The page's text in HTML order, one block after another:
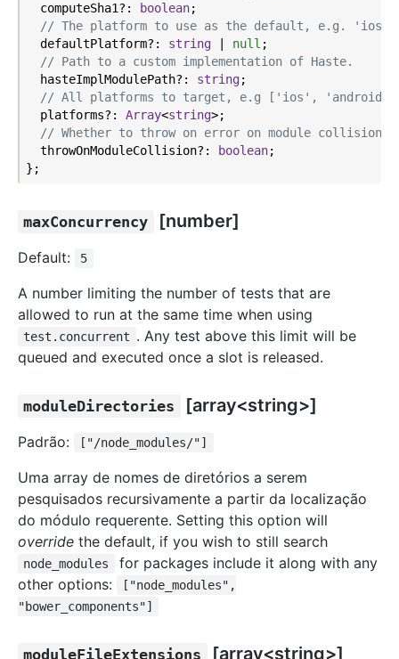
  computeSha1?:
boolean;
// The platform to use as the default, e.g. 'ios'.
  defaultPlatform?:
string | null ;
// Path to a custom implementation of Haste.
  hasteImplModulePath?:
string;
// All platforms to target, e.g ['ios',
  platforms?:
Array<string>;
// Whether to throw on error on module collision.
  throwOnModuleCollision?:
boolean;
maxConcurrency [number]
Default: 5
A number limiting the number of tests that are
allowed to run at the same time when using
test.concurrent . Any test above this limit will be
queued and executed once a slot is released.
moduleDirectories [array<string>]
Padrão: ["/node_modules/"]
Uma array de nomes de diretórios a serem
pesquisados recursivamente a partir da localização
do módulo requerente. Setting this option will
override the default, if you wish to still search
node_modules
for packages include it along with any
other options:
["node_modules",
"bower_components"]
moduleFileExtensions [array<string>]